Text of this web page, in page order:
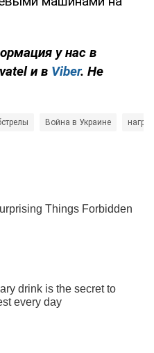
у нас в
и в Viber. Не
Война в Украине